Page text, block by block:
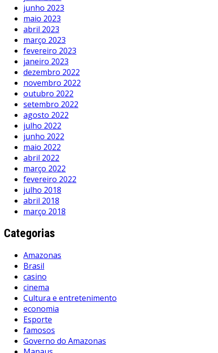
junho 2023
maio 2023
abril 2023
março 2023
fevereiro 2023
janeiro 2023
dezembro 2022
novembro 2022
outubro 2022
setembro 2022
agosto 2022
julho 2022
junho 2022
maio 2022
abril 2022
março 2022
fevereiro 2022
julho 2018
abril 2018
março 2018
Categorias
Amazonas
Brasil
casino
cinema
Cultura e entretenimento
economia
Esporte
famosos
Governo do Amazonas